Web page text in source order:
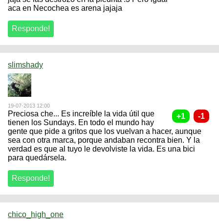
aca en Necochea es arena jajaja
slimshady
19-07-2013 12:00
Preciosa che... Es increíble la vida útil que
tienen los Sundays. En todo el mundo hay
gente que pide a gritos que los vuelvan a hacer, aunque
sea con otra marca, porque andaban recontra bien. Y la
verdad es que al tuyo le devolviste la vida. Es una bici
para quedársela.
chico_high_one